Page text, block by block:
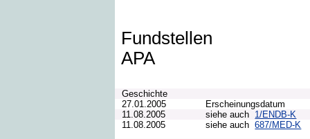
Fundstellen
APA
Geschichte
27.01.2005
Erscheinungsdatum
11.08.2005
siehe auch 1/ENDB-K
11.08.2005
siehe auch 687/MED-K